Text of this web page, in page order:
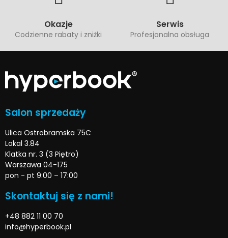
Okazje
Codzienne rabaty i zniżki
Serwis
Profesjonalna obsługa
Salon sprzedaży
Ulica Ostrobramska 75C
Lokal 3.84
Klatka nr. 3 (3 Piętro)
Warszawa 04-175
pon - pt 9:00 – 17:00
Skontaktuj się z nami!
+48 882 11 00 70
info@hyperbook.pl